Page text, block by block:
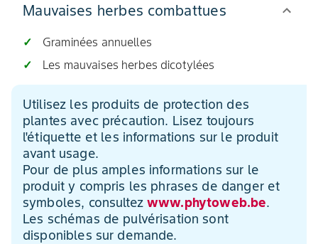
Mauvaises herbes combattues
Graminées annuelles
Les mauvaises herbes dicotylées
Utilisez les produits de protection des
plantes avec précaution. Lisez toujours
l'étiquette et les informations sur le produit
avant usage.
Pour de plus amples informations sur le
produit y compris les phrases de danger et
symboles, consultez www.phytoweb.be.
Les schémas de pulvérisation sont
disponibles sur demande.